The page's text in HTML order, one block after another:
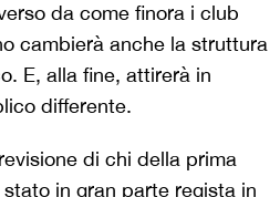
da come finora i club
cambierà anche la struttura
E, alla fine, attirerà in
differente.
di chi della prima
in gran parte regista in